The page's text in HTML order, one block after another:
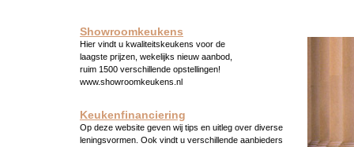
Showroomkeukens
Hier vindt u kwaliteitskeukens voor de
laagste prijzen, wekelijks nieuw aanbod,
ruim 1500 verschillende opstellingen!
www.showroomkeukens.nl
Keukenfinanciering
Op deze website geven wij tips en uitleg over diverse
leningsvormen. Ook vindt u verschillende aanbieders